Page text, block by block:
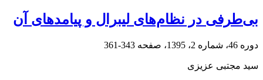
بی‌طرفی در نظام‌های لیبرال و پیامدهای آن
دوره 46، شماره 2، 1395، صفحه 343-361
سید مجتبی عزیزی